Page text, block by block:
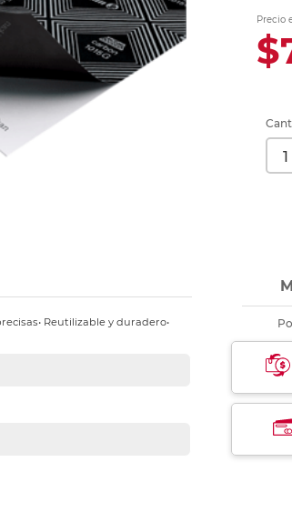
más
carpeta
más
Ver más
más
Precio
Reutilizable y duradero•